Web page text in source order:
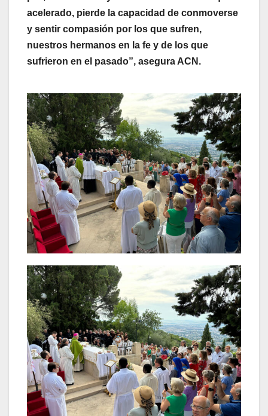
acelerado, pierde la capacidad de conmoverse
y sentir compasión por los que sufren,
nuestros hermanos en la fe y de los que
sufrieron en el pasado”, asegura ACN.